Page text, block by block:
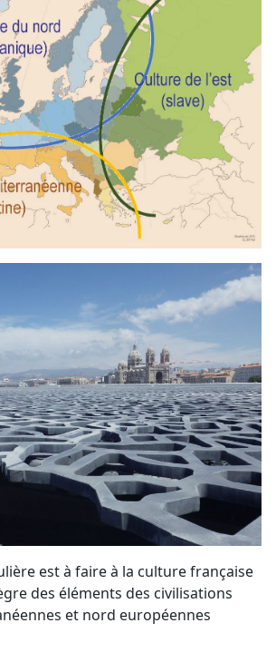
est à faire à la culture française
des éléments des civilisations
et nord européennes